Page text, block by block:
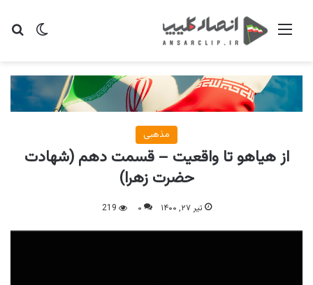
تغییر منو
مذهبی
از هیاهو تا واقعیت – قسمت دهم (شهادت
حضرت زهرا)
تیر ۲۷, ۱۴۰۰ ۰ 219
نمایشگر